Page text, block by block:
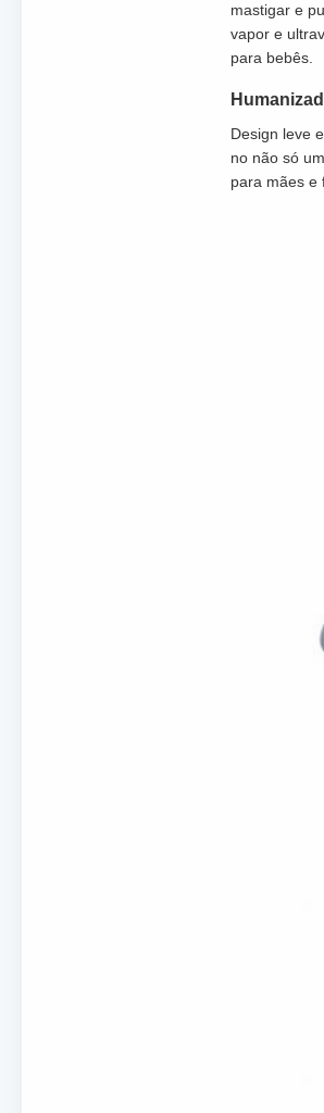
mastigar e
vapor e
para bebês.
Design leve
no não só
para mães e